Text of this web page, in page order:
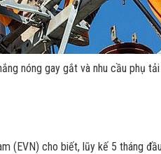
nóng gay gắt và nhu cầu phụ
(EVN) cho biết, lũy kế 5 tháng